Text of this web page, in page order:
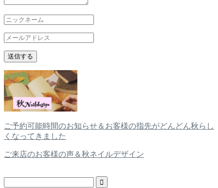
ご予約可能時間のお知らせ＆お客様の指先がどんどん秋らし
くなってきました
ご来店のお客様の声＆秋ネイルデザイン